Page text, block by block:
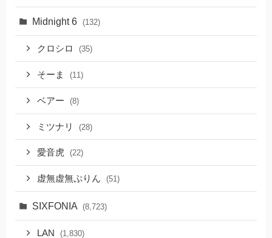
Midnight 6 (132)
クロシロ (35)
そーま (11)
ベアー (8)
ミツナリ (28)
愛音虎 (22)
虚無虚無ぷりん (51)
SIXFONIA (8,723)
LAN (1,830)